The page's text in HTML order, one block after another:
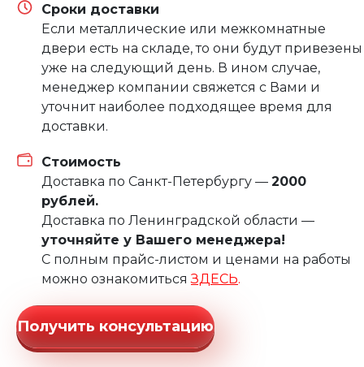
Сроки доставки
Если металлические или межкомнатные
двери есть на складе, то они будут привезены
уже на следующий день. В ином случае,
менеджер компании свяжется с Вами и
уточнит наиболее подходящее время для
доставки.
Стоимость
Доставка по Санкт-Петербургу — 2000
рублей.
Доставка по Ленинградской области —
уточняйте у Вашего менеджера!
С полным прайс-листом и ценами на работы
можно ознакомитьсяЗДЕСЬ.
Получить консультацию